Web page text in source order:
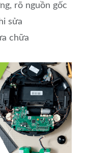
rõ nguồn gốc
sửa
chữa